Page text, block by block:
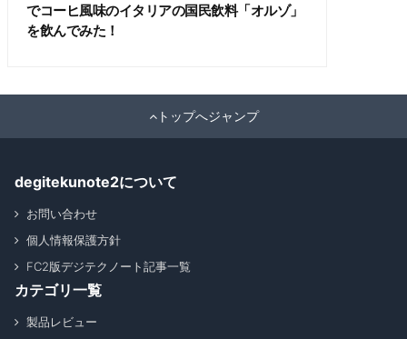
でコーヒ風味のイタリアの国民飲料「オルゾ」
を飲んでみた！
トップへジャンプ
degitekunote2について
お問い合わせ
個人情報保護方針
FC2版デジテクノート記事一覧
カテゴリ一覧
製品レビュー